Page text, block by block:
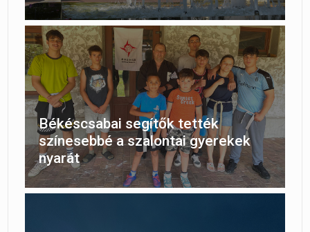
Békéscsabai segítők tették
színesebbé a szalontai gyerekek
nyarát